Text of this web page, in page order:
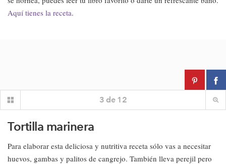
Aquí tienes la receta.
3 de 12
Tortilla marinera
Para elaborar esta deliciosa y nutritiva receta sólo vas a necesitar
huevos, gambas y palitos de cangrejo. También lleva perejil pero